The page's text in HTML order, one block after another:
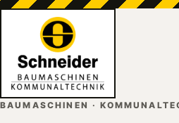
BAUMASCHINEN ·